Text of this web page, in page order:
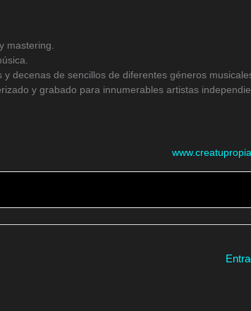
mastering.
decenas de sencillos de diferentes géneros
y grabado para innumerables artistas